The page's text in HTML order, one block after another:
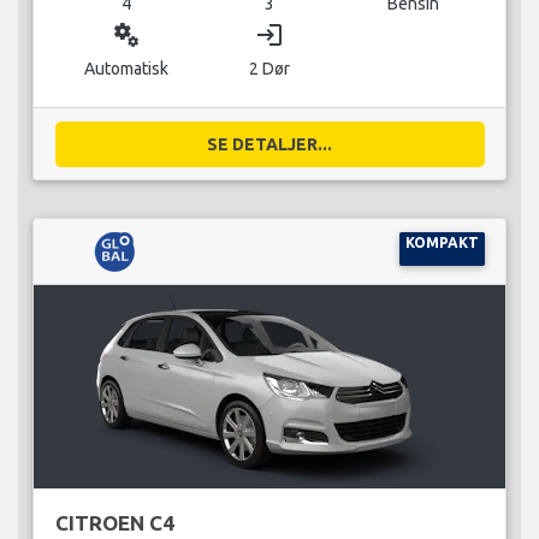
miscellaneous_services
Automatisk
login
2 Dør
SE DETALJER...
KOMPAKT
CITROEN C4